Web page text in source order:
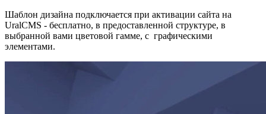
Шаблон дизайна подключается при активации сайта на
UralCMS - бесплатно, в предоставленной структуре, в
выбранной вами цветовой гамме, с графическими
элементами.